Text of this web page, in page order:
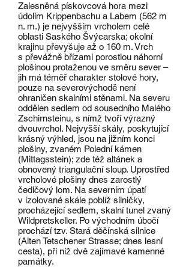
Zalesněná pískovcová hora mezi
údolím Krippenbachu a Labem (562 m
n. m.) je nejvyšším vrcholem celé
oblasti Saského Švýcarska; okolní
krajinu převyšuje až o 160 m. Vrch
s převážně břízami porostlou náhorní
plošinou protaženou ve směru sever –
jih má téměř charakter stolové hory,
pouze na severovýchodě není
ohraničen skalními stěnami. Na severu
oddělen sedlem od sousedního Malého
Zschirnsteinu, s nímž tvoří výrazný
dvouvrchol. Nejvyšší skály, poskytující
krásný výhled, jsou na jižním konci
plošiny, zvaném Polední kámen
(Mittagsstein); zde též altánek a
obnovený triangulační sloup. Uprostřed
vrcholové plošiny dnes zarostlý
čedičový lom. Na severním úpatí
v izolované skále poblíž silničky,
procházející sedlem, skalní tunel zvaný
Wildpretskeller. Po východním úbočí
prochází tzv. Stará děčínská silnice
(Alten Tetschener Strasse; dnes lesní
cesta), při níž dvě zajímavé kamenné
památky.